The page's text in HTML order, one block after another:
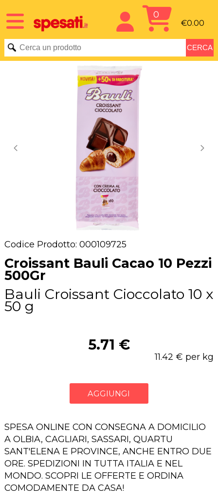
0
€0.00
Codice Prodotto: 000109725
Croissant Bauli Cacao 10 Pezzi
500Gr
Bauli Croissant Cioccolato 10 x
50 g
5.71 €
11.42 € per kg
AGGIUNGI
SPESA ONLINE CON CONSEGNA A DOMICILIO
A OLBIA, CAGLIARI, SASSARI, QUARTU
SANT'ELENA E PROVINCE, ANCHE ENTRO DUE
ORE. SPEDIZIONI IN TUTTA ITALIA E NEL
MONDO. SCOPRI LE OFFERTE E ORDINA
COMODAMENTE DA CASA!